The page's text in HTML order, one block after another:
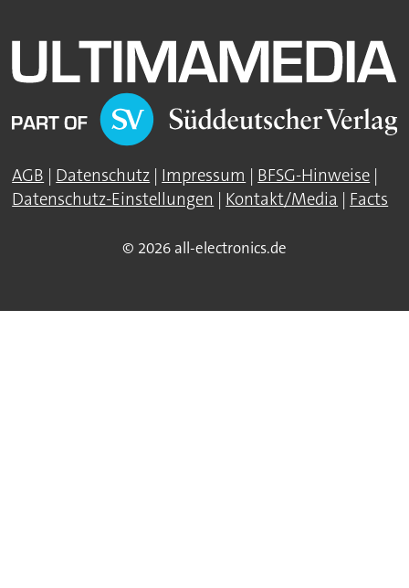
AGB | Datenschutz | Impressum | BFSG-Hinweise |
Datenschutz-Einstellungen | Kontakt/Media | Facts
© 2026 all-electronics.de